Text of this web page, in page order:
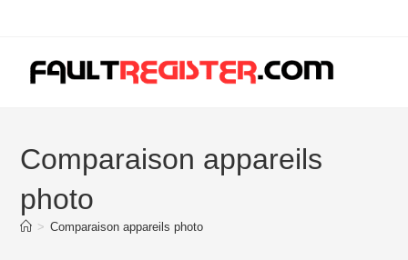
Comparaison appareils
photo
> Comparaison appareils photo